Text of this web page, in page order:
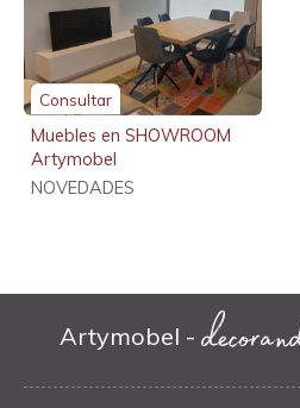
Muebles en SHOWROOM
Artymobel
NOVEDADES
Consultar
Artymobel -